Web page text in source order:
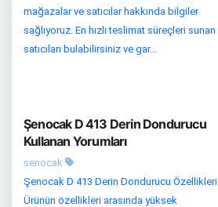
mağazalar ve satıcılar hakkında bilgiler
sağlıyoruz. En hızlı teslimat süreçleri sunan
satıcıları bulabilirsiniz ve gar...
Şenocak D 413 Derin Dondurucu
Kullanan Yorumları
senocak
Şenocak D 413 Derin Dondurucu Özellikleri
Ürünün özellikleri arasında yüksek